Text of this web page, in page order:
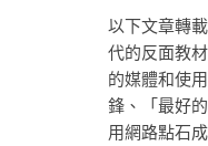
以下文章轉
代的反面教
的媒體和使
鋒、「最好
用網路點石